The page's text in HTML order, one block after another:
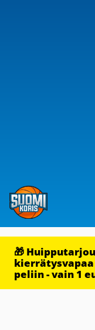
🎁
peliin - vain 1